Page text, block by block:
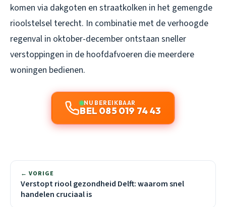
komen via dakgoten en straatkolken in het gemengde
rioolstelsel terecht. In combinatie met de verhoogde
regenval in oktober-december ontstaan sneller
verstoppingen in de hoofdafvoeren die meerdere
woningen bedienen.
NU BEREIKBAAR
BEL 085 019 74 43
← VORIGE
Verstopt riool gezondheid Delft: waarom snel
handelen cruciaal is